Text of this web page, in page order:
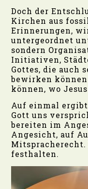
Doch der
Kirchen aus
Erinnerungen,
untergeordnet
sondern
Initiativen,
Gottes, die auch
bewirken können
können, wo
Auf einmal
Gott uns
bereiten im
Angesicht, auf
Mitspracherecht.
festhalten.